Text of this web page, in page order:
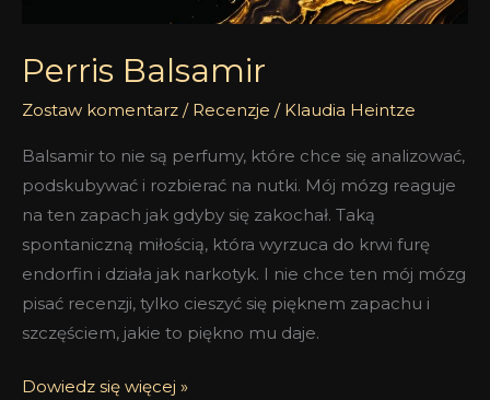
Perris Balsamir
Zostaw komentarz / Recenzje / Klaudia Heintze
Balsamir to nie są perfumy, które chce się analizować,
podskubywać i rozbierać na nutki. Mój mózg reaguje
na ten zapach jak gdyby się zakochał. Taką
spontaniczną miłością, która wyrzuca do krwi furę
endorfin i działa jak narkotyk. I nie chce ten mój mózg
pisać recenzji, tylko cieszyć się pięknem zapachu i
szczęściem, jakie to piękno mu daje.
Dowiedz się więcej »